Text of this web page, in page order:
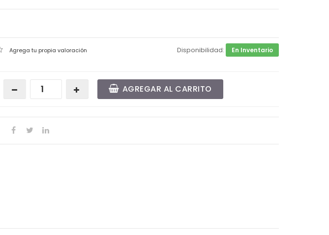
Agrega tu propia valoración Disponibilidad: En Inventario
AGREGAR AL CARRITO